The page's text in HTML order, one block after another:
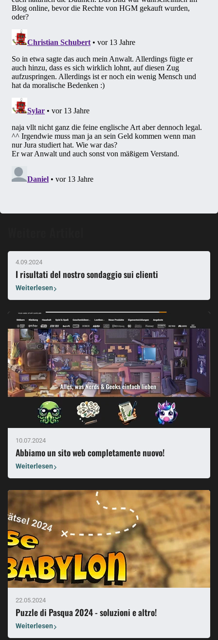
4.09.2024
I risultati del nostro sondaggio sui clienti
Weiterlesen
10.07.2024
Abbiamo un sito web completamente nuovo!
Weiterlesen
22.05.2024
Puzzle di Pasqua 2024 - soluzioni e altro!
Weiterlesen